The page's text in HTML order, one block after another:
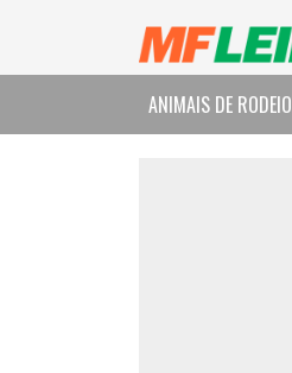
ANIMAIS DE RODEIO